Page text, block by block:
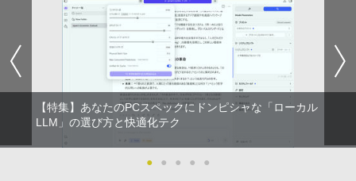
【特集】あなたのPCスペックにドンピシャな「ローカル
LLM」の選び方と快適化テク
● ● ● ● ●